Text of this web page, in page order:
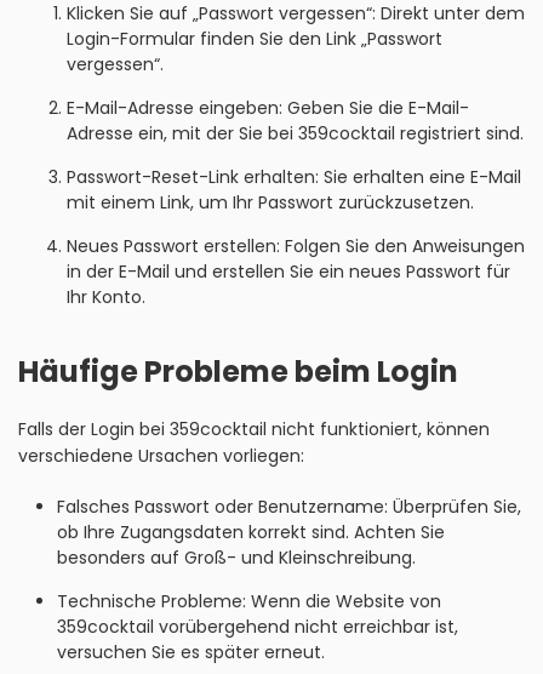
Klicken Sie auf „Passwort vergessen“: Direkt unter dem
Login-Formular finden Sie den Link „Passwort
vergessen“.
E-Mail-Adresse eingeben: Geben Sie die E-Mail-
Adresse ein, mit der Sie bei 359cocktail registriert sind.
Passwort-Reset-Link erhalten: Sie erhalten eine E-Mail
mit einem Link, um Ihr Passwort zurückzusetzen.
Neues Passwort erstellen: Folgen Sie den Anweisungen
in der E-Mail und erstellen Sie ein neues Passwort für
Ihr Konto.
Häufige Probleme beim Login
Falls der Login bei 359cocktail nicht funktioniert, können
verschiedene Ursachen vorliegen:
Falsches Passwort oder Benutzername: Überprüfen Sie,
ob Ihre Zugangsdaten korrekt sind. Achten Sie
besonders auf Groß- und Kleinschreibung.
Technische Probleme: Wenn die Website von
359cocktail vorübergehend nicht erreichbar ist,
versuchen Sie es später erneut.